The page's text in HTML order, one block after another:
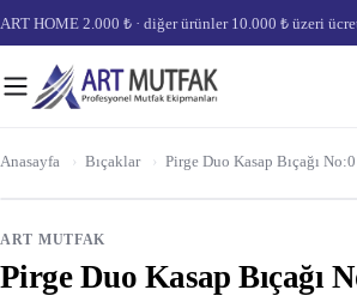
ART HOME 2.000 ₺ · diğer ürünler 10.000 ₺ üzeri
Anasayfa › Bıçaklar › Pirge Duo Kasap Bıçağı
ART MUTFAK
Pirge Duo Kasap Bıçağı